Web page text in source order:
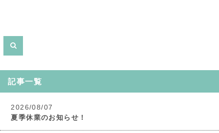
記事一覧
2026/08/07
夏季休業のお知らせ！